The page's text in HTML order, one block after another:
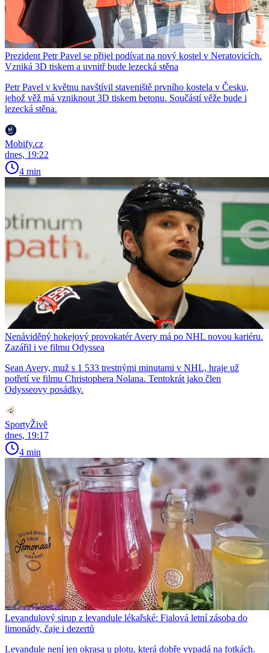
Prezident Petr Pavel se přijel podívat na nový kostel v Neratovicích.
Vzniká 3D tiskem a uvnitř bude lezecká stěna
Petr Pavel v květnu navštívil staveniště prvního kostela v Česku,
jehož věž má vzniknout 3D tiskem betonu. Součástí věže bude i
lezecká stěna.
Mobify.cz
dnes, 19:22
4 min
Nenáviděný hokejový provokatér Avery má po NHL novou kariéru.
Zazářil i ve filmu Odyssea
Sean Avery, muž s 1 533 trestnými minutami v NHL, hraje už
potřetí ve filmu Christophera Nolana. Tentokrát jako člen
Odysseovy posádky.
SportyŽivě
dnes, 19:17
4 min
Levandulový sirup z levandule lékařské: Fialová letní zásoba do
limonády, čaje i dezertů
Levandule není jen okrasa u plotu, která dobře vypadá na fotkách.